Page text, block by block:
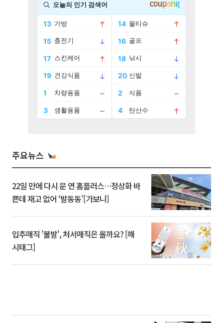
주요뉴스
22일 만에 다시 문 연 홈플러스…정상화 바
쁜데 재고 없어 ‘발동동’[가보니]
입추매직 '불발', 처서매직은 올까요? [해
시태그]